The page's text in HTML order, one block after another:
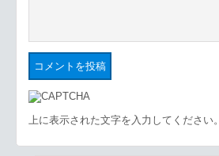
上に表示された文字を入力してください。